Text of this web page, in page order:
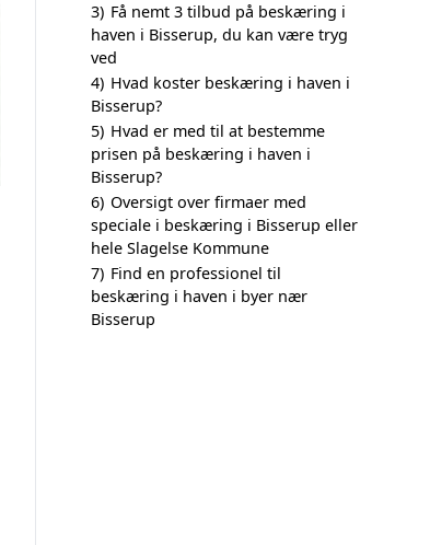
3) Få nemt 3 tilbud på beskæring i
haven i Bisserup, du kan være tryg
ved
4) Hvad koster beskæring i haven i
Bisserup?
5) Hvad er med til at bestemme
prisen på beskæring i haven i
Bisserup?
6) Oversigt over firmaer med
speciale i beskæring i Bisserup eller
hele Slagelse Kommune
7) Find en professionel til
beskæring i haven i byer nær
Bisserup